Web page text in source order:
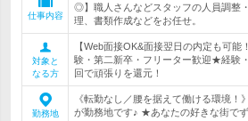
仕事内容
◎】職人さんなどスタッフの人員調整
理、書類作成などをお任せ。
対象と
なる方
【Web面接OK&面接翌日の内定も可
験・第二新卒・フリーター歓迎★経験
回で頑張りを還元！
勤務地
《転勤なし／腰を据えて働ける環境！
が勤務地です♪ ★あなたの好きな街で